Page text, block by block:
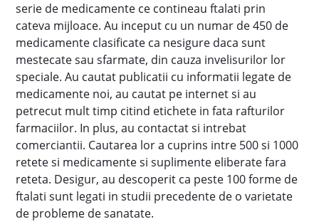
serie de medicamente ce contineau ftalati prin
cateva mijloace. Au inceput cu un numar de 450 de
medicamente clasificate ca nesigure daca sunt
mestecate sau sfarmate, din cauza invelisurilor lor
speciale. Au cautat publicatii cu informatii legate de
medicamente noi, au cautat pe internet si au
petrecut mult timp citind etichete in fata rafturilor
farmaciilor. In plus, au contactat si intrebat
comerciantii. Cautarea lor a cuprins intre 500 si 1000
retete si medicamente si suplimente eliberate fara
reteta. Desigur, au descoperit ca peste 100 forme de
ftalati sunt legati in studii precedente de o varietate
de probleme de sanatate.